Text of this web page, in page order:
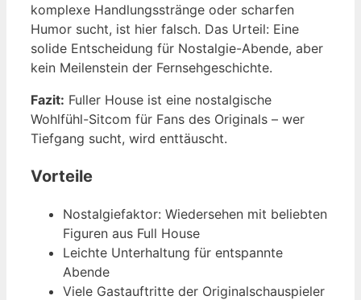
komplexe Handlungsstränge oder scharfen
Humor sucht, ist hier falsch. Das Urteil: Eine
solide Entscheidung für Nostalgie-Abende, aber
kein Meilenstein der Fernsehgeschichte.
Fazit: Fuller House ist eine nostalgische
Wohlfühl-Sitcom für Fans des Originals – wer
Tiefgang sucht, wird enttäuscht.
Vorteile
Nostalgiefaktor: Wiedersehen mit beliebten
Figuren aus Full House
Leichte Unterhaltung für entspannte
Abende
Viele Gastauftritte der Originalschauspieler